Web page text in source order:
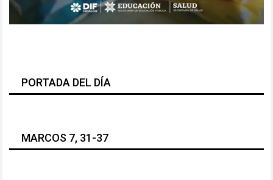
PORTADA DEL DÍA
MARCOS 7, 31-37